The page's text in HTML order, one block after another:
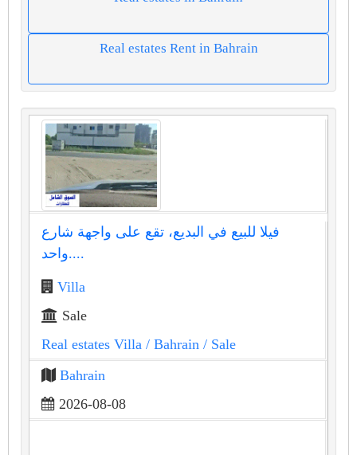
Real estates Rent in Bahrain
فيلا للبيع في البديع، تقع على واجهة شارع
واحد....
Villa
Sale
Real estates Villa / Bahrain / Sale
Bahrain
2026-08-08